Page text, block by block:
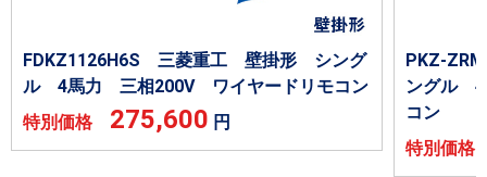
FDKZ1126H6S 三菱重工 壁掛形 シング
ル 4馬力 三相200V ワイヤードリモコン
特別価格 275,600 円
PKZ-
ングル 4
コン
特別価